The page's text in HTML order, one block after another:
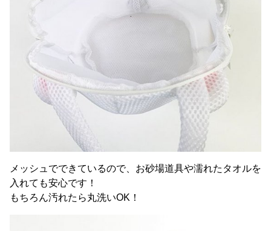
メッシュでできているので、お砂場道具や濡れたタオルを
入れても安心です！
もちろん汚れたら丸洗いOK！